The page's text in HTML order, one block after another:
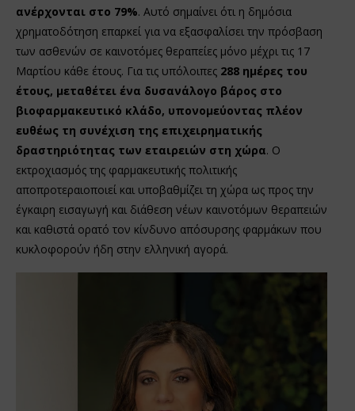
ανέρχονται στο 79%. Αυτό σημαίνει ότι η δημόσια
χρηματοδότηση επαρκεί για να εξασφαλίσει την πρόσβαση
των ασθενών σε καινοτόμες θεραπείες μόνο μέχρι τις 17
Μαρτίου κάθε έτους. Για τις υπόλοιπες 288 ημέρες του
έτους, μεταθέτει ένα δυσανάλογο βάρος στο
βιοφαρμακευτικό κλάδο, υπονομεύοντας πλέον
ευθέως τη συνέχιση της επιχειρηματικής
δραστηριότητας των εταιρειών στη χώρα. Ο
εκτροχιασμός της φαρμακευτικής πολιτικής
αποπροτεραιοποιεί και υποβαθμίζει τη χώρα ως προς την
έγκαιρη εισαγωγή και διάθεση νέων καινοτόμων θεραπειών
και καθιστά ορατό τον κίνδυνο απόσυρσης φαρμάκων που
κυκλοφορούν ήδη στην ελληνική αγορά.